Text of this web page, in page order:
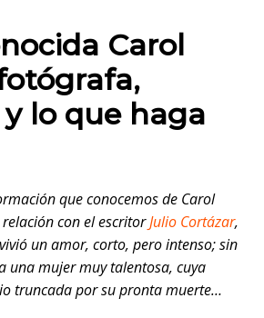
Carol
lo que haga
que conocemos de Carol
con el escritorJulio Cortázar,
un amor, corto, pero intenso; sin
una mujer muy talentosa, cuya
truncada por su pronta muerte…